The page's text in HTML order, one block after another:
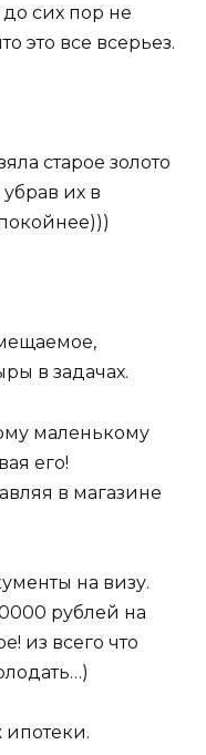
до сих пор не
это все всерьез.
старое золото
их в
в задачах.
маленькому
его!
в магазине
на визу.
рублей на
из всего что